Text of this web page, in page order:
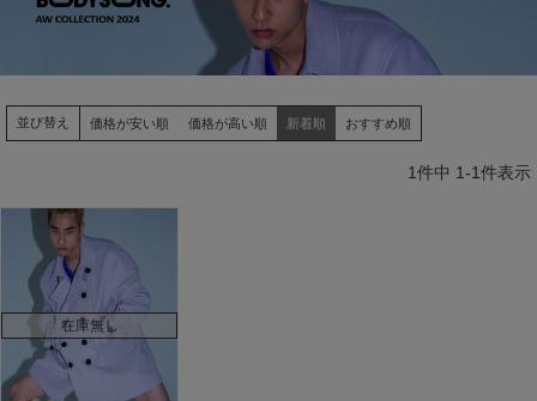
g
a
t
並び替え 価格が安い順 価格が高い順 新着順 おすすめ順
1件中 1-1件表示
在庫無し